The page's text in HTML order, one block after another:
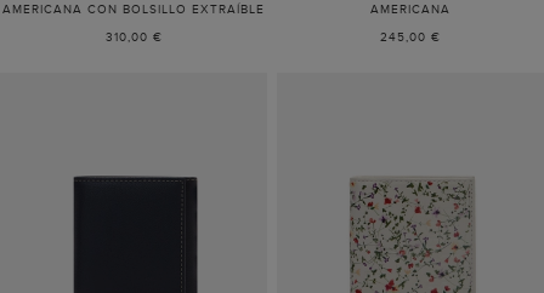
AMERICANA CON BOLSILLO EXTRAÍBLE
310,00 €
AMERICANA
245,00 €